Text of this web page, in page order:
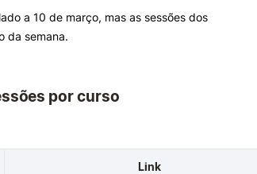
e Despachos
Escola de Línguas
General
Search
a 10 de março, mas as sessões dos
da semana.
por curso
Link